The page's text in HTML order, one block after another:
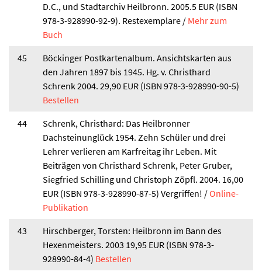
D.C., und Stadtarchiv Heilbronn. 2005.5 EUR (ISBN
978-3-928990-92-9). Restexemplare / Mehr zum
Buch
45
Böckinger Postkartenalbum. Ansichtskarten aus
den Jahren 1897 bis 1945. Hg. v. Christhard
Schrenk 2004. 29,90 EUR (ISBN 978-3-928990-90-5)
Bestellen
44
Schrenk, Christhard: Das Heilbronner
Dachsteinunglück 1954. Zehn Schüler und drei
Lehrer verlieren am Karfreitag ihr Leben. Mit
Beiträgen von Christhard Schrenk, Peter Gruber,
Siegfried Schilling und Christoph Zöpfl. 2004. 16,00
EUR (ISBN 978-3-928990-87-5) Vergriffen! /Online-
Publikation
43
Hirschberger, Torsten: Heilbronn im Bann des
Hexenmeisters. 2003 19,95 EUR (ISBN 978-3-
928990-84-4) Bestellen